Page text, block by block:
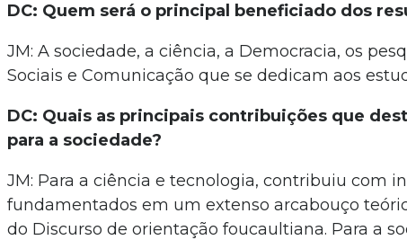
DC: Quem será o principal beneficiado dos
JM: A sociedade, a ciência, a Democracia, os
Sociais e Comunicação que se dedicam aos
DC: Quais as principais contribuições que
para a sociedade?
JM: Para a ciência e tecnologia, contribuiu com
fundamentados em um extenso arcabouço
do Discurso de orientação foucaultiana. Para a